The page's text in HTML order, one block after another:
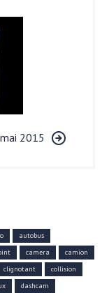
2015
autobus
camera
camion
clignotant
collision
dashcam